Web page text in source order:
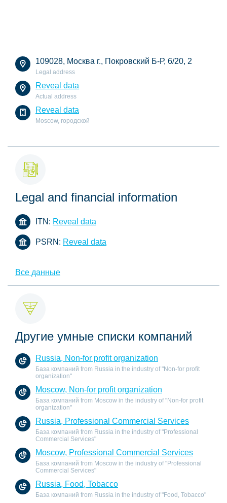
109028, Москва г., Покровский Б-Р, 6/20, 2
Legal address
Reveal data
Actual address
Reveal data
Moscow, городской
Legal and financial information
ITN: Reveal data
PSRN: Reveal data
Все данные
Другие умные списки компаний
Russia, Non-for profit organization
База компаний from Russia in the industry of "Non-for profit
organization"
Moscow, Non-for profit organization
База компаний from Moscow in the industry of "Non-for profit
organization"
Russia, Professional Commercial Services
База компаний from Russia in the industry of "Professional
Commercial Services"
Moscow, Professional Commercial Services
База компаний from Moscow in the industry of "Professional
Commercial Services"
Russia, Food, Tobacco
База компаний from Russia in the industry of "Food, Tobacco"